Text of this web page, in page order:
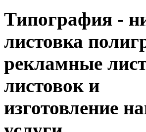
Типография -
листовка
рекламные
листовок и
изготовление